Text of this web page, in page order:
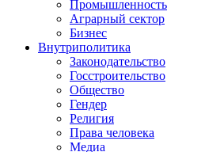
Промышленность
Аграрный сектор
Бизнес
Внутриполитика
Законодательство
Госстроительство
Общество
Гендер
Религия
Права человека
Медиа